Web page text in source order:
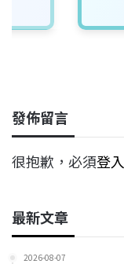
發佈留言
很抱歉，必須登入
最新文章
2026-08-07